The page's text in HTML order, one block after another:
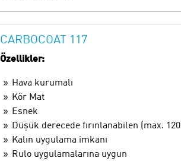
CARBOCOAT 117
Özellikler:
Hava kurumalı
Kör Mat
Esnek
Düşük derecede fırınlanabilen (max.
Kalın uygulama imkanı
Rulo uygulamalarına uygun